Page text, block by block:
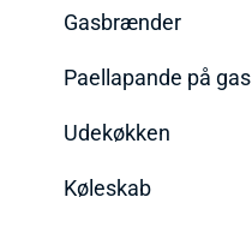
Gasbrænder
Paellapande på gas
Udekøkken
Køleskab